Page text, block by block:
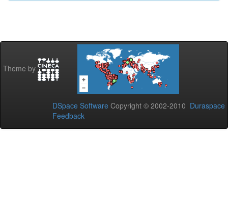
Theme by
DSpace Software Copyright © 2002-2010 Duraspace
Feedback